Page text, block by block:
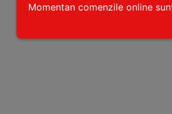
Momentan comenzile online